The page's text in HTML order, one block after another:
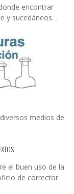
encontrar
y sucedáneos…
medios de
el buen uso de la
de corrector